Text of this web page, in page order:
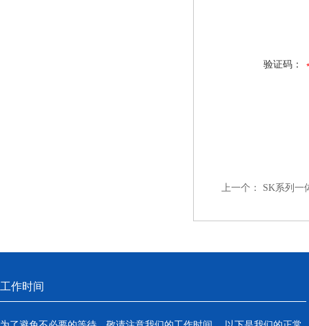
验证码：
上一个： SK系列一
工作时间